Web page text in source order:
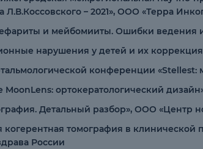
Л.В.Коссовского – 2021», ООО «Терра
и мейбомииты. Ошибки
нарушения у детей и их
конференции
MoonLens: ортокератологический
Детальный разбор», ООО «Центр
когерентная томография в
России